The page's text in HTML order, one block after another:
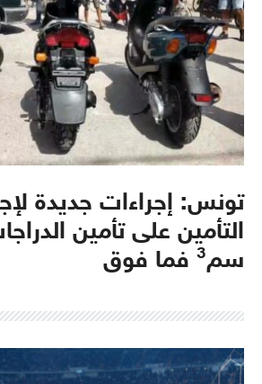
تونس: إجراءات جديدة
سم³ فما فوق